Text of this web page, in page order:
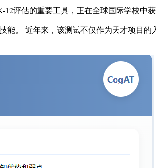
评估的重要工具，正在全球国际学校中获
。 近年来，该测试不仅作为天才项目